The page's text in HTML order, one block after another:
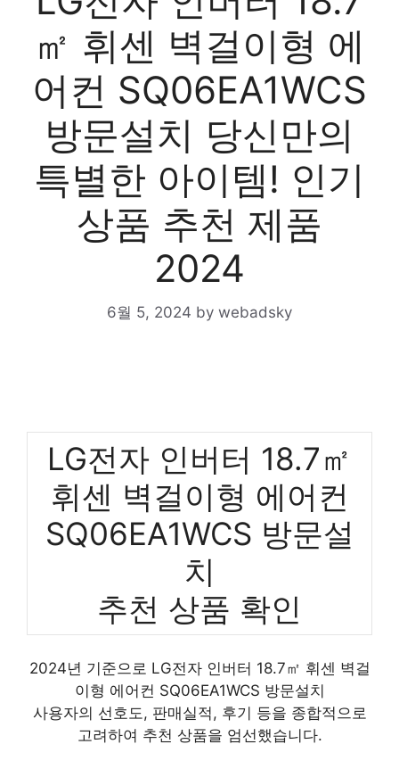
㎡ 휘센 벽걸이형 에
어컨 SQ06EA1WCS
방문설치 당신만의
특별한 아이템! 인기
상품 추천 제품
2024
6월 5, 2024 by webadsky
LG전자 인버터 18.7㎡
휘센 벽걸이형 에어컨
SQ06EA1WCS 방문설
치
추천 상품 확인
2024년 기준으로 LG전자 인버터 18.7㎡ 휘센 벽걸
이형 에어컨 SQ06EA1WCS 방문설치
사용자의 선호도, 판매실적, 후기 등을 종합적으로
고려하여 추천 상품을 엄선했습니다.